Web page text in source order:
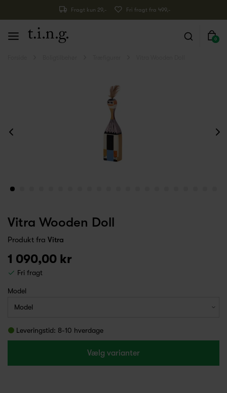
Fragt kun 29,- Fri fragt fra 499,-
0
Vitra Wooden Doll
Produkt fra Vitra
1 090,00 kr
Fri fragt
Model
Leveringstid: 8-10 hverdage
Vælg varianter